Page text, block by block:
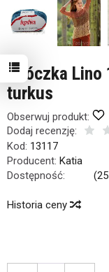
Włóczka
turkus
Obserwuj produkt:
Dodaj recenzję:
Kod: 13117
Producent: Katia
Dostępność:
(25
Historia ceny